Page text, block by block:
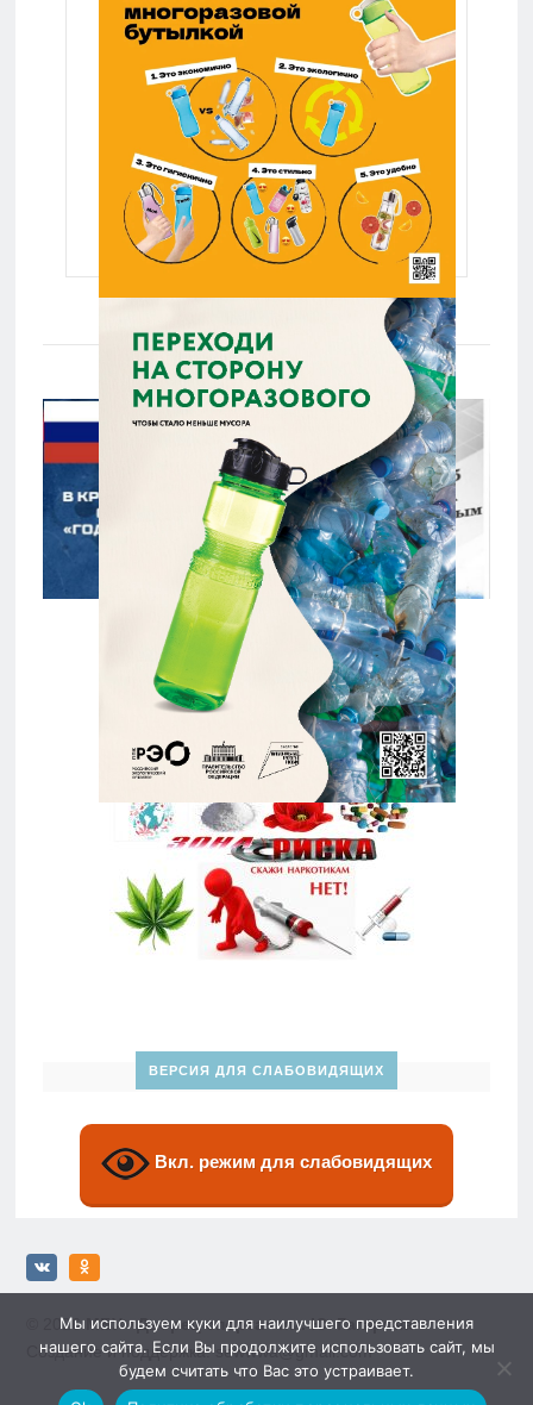
ВЕРСИЯ ДЛЯ СЛАБОВИДЯЩИХ
Вкл. режим для слабовидящих
© 2026 МБУ «Дворец спорта» им. Ю. Гагарина»
Создание и поддержка: sewwwa@gmail.com
Мы используем куки для наилучшего представления
нашего сайта. Если Вы продолжите использовать сайт, мы
будем считать что Вас это устраивает.